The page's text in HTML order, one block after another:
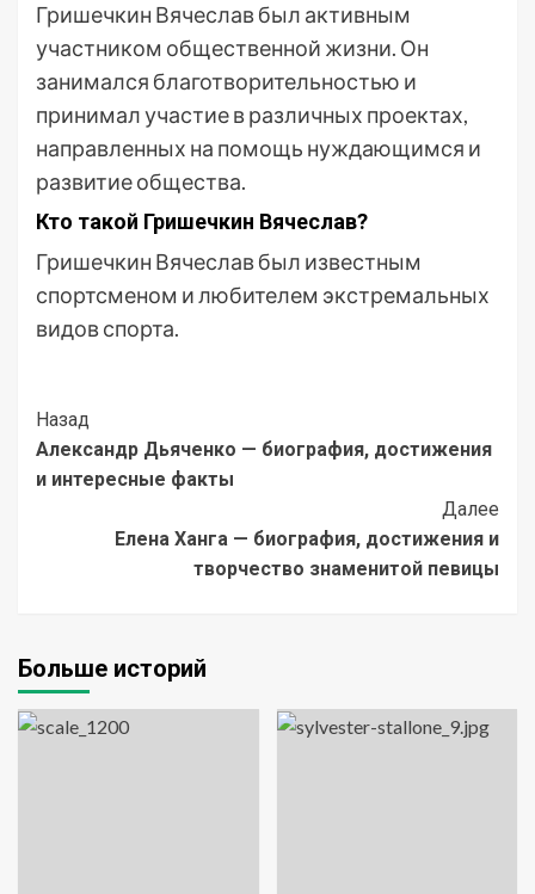
Гришечкин Вячеслав был активным
участником общественной жизни. Он
занимался благотворительностью и
принимал участие в различных проектах,
направленных на помощь нуждающимся и
развитие общества.
Кто такой Гришечкин Вячеслав?
Гришечкин Вячеслав был известным
спортсменом и любителем экстремальных
видов спорта.
Post
Navigation
Назад
Александр Дьяченко — биография, достижения
и интересные факты
Далее
Елена Ханга — биография, достижения и
творчество знаменитой певицы
Больше историй